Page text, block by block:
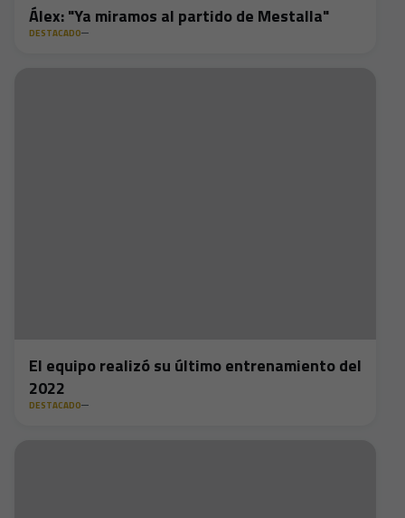
Álex: "Ya miramos al partido de Mestalla"
DESTACADO
El equipo realizó su último entrenamiento del
2022
DESTACADO